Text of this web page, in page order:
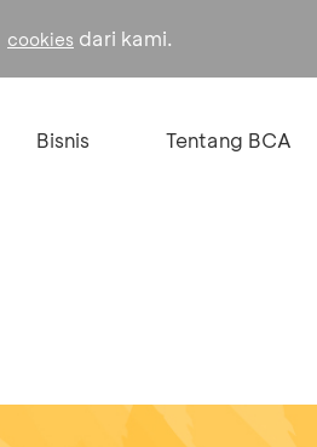
cookies dari kami.
Bisnis Tentang BCA